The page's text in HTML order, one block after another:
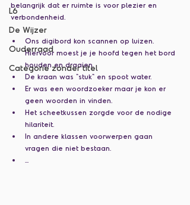
L6
De Wijzer
Ouderraad
Categorie zonder titel
belangrijk dat er ruimte is voor plezier en
verbondenheid.
Ons digibord kon scannen op luizen.
Hiervoor moest je je hoofd tegen het bord
houden en draaien.
De kraan was "stuk" en spoot water.
Er was een woordzoeker maar je kon er
geen woorden in vinden.
Het scheetkussen zorgde voor de nodige
hilariteit.
In andere klassen voorwerpen gaan
vragen die niet bestaan.